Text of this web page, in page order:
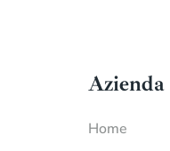
Azienda
Home